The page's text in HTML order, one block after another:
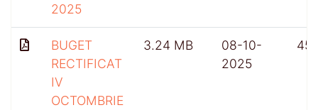
2025
BUGET
RECTIFICAT
IV
OCTOMBRIE
3.24 MB
08-10-
2025